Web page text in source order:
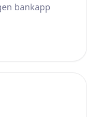
bankapp